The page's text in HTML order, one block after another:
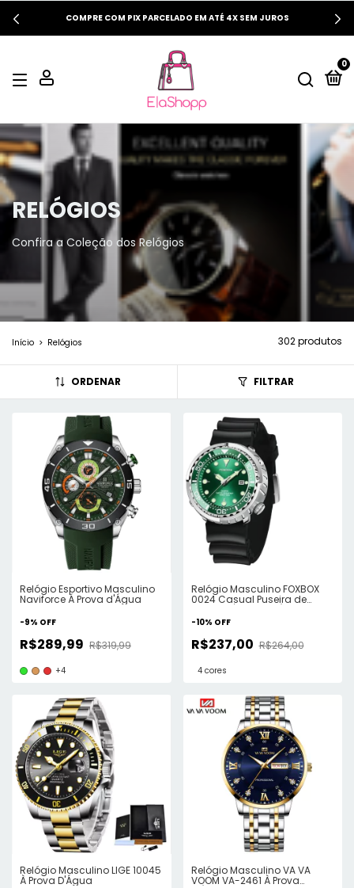
COMPRE COM PIX PARCELADO EM ATÉ 4X SEM JUROS
0
RELÓGIOS
Confira a Coleção dos Relógios
Início > Relógios 302 produtos
ORDENAR FILTRAR
Relógio Esportivo Masculino
Naviforce Á Prova d'Água
-9% OFF
R$289,99 R$319,99
+4
Relógio Masculino FOXBOX
0024 Casual Puseira de
-10% OFF
R$237,00 R$264,00
4 cores
Relógio Masculino LIGE 10045
À Prova D'Água
Relógio Masculino VA VA
VOOM VA-2461 À Prova